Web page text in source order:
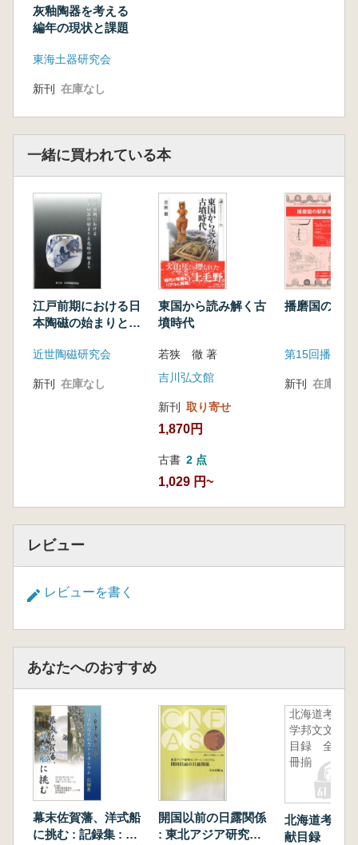
灰釉陶器を考える
編年の現状と課題
東海土器研究会
新刊 在庫なし
一緒に買われている本
江戸前期における日
本陶磁の始まりと色
近世陶磁研究会
新刊 在庫なし
東国から読み解く古
墳時代
若狭 徹 著
吉川弘文館
新刊 取り寄せ
1,870円
古書 2 点
1,029 円~
播磨国の駅
新刊 在庫なし
レビュー
レビューを書く
あなたへのおすすめ
幕末佐賀藩、洋式船
に挑む : 記録集 : 三
開国以前の日露関係
: 東北アジア研究セ
北海道考古
学邦文文献
目録 全5
冊揃
北海道考古
献目録 全5